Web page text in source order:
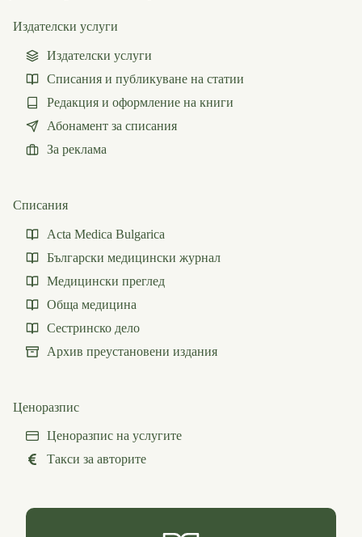
Издателски услуги
Издателски услуги
Списания и публикуване на статии
Редакция и оформление на книги
Абонамент за списания
За реклама
Списания
Acta Medica Bulgarica
Български медицински журнал
Медицински преглед
Обща медицина
Сестринско дело
Архив преустановени издания
Ценоразпис
Ценоразпис на услугите
Такси за авторите